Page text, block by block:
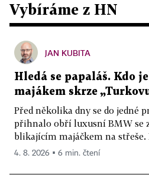
Vybíráme z HN
JAN KUBITA
Hledá se papaláš. Kdo
majákem skrze
Před několika dny se do jedné
přihnalo obří luxusní BMW se
blikajícím majáčkem na střeše.
4. 8. 2026 ▪ 6 min. čtení